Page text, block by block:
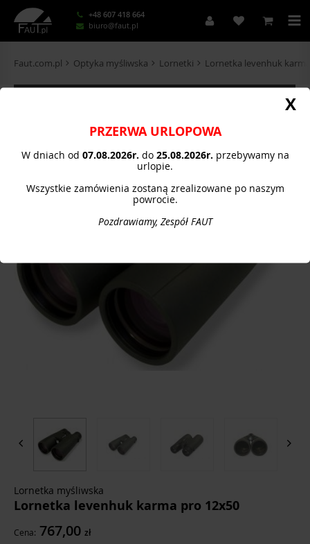
+48 607 418 664
biuro@faut.pl
Faut.com.pl Optyka myśliwska Lornetki Lornetka levenhuk
Lornetka myśliwska
Lornetka levenhuk karma pro 12x50
Cena: 767,00 zł
PRZERWA URLOPOWA
W dniach od 07.08.2026r. do 25.08.2026r. przebywamy na
urlopie.
Wszystkie zamówienia zostaną zrealizowane po naszym
powrocie.
Pozdrawiamy, Zespół FAUT
X